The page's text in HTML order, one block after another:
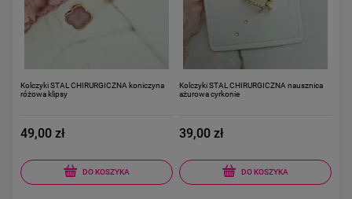
Kolczyki STAL CHIRURGICZNA koniczyna
różowa klipsy
49,00 zł
DO KOSZYKA
Kolczyki STAL CHIRURGICZNA nausznica
ażurowa cyrkonie
39,00 zł
DO KOSZYKA